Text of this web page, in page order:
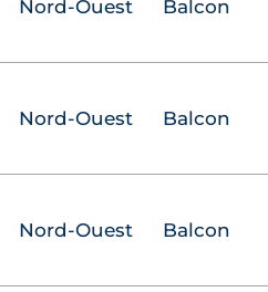
Nord-Ouest Balcon
Nord-Ouest Balcon
Nord-Ouest Balcon